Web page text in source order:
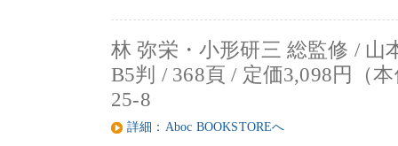
林 弥栄・小形研三 総監修 / 山
B5判 / 368頁 / 定価3,098円（
25-8
詳細：Aboc BOOKSTOREへ